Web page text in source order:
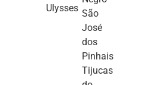
Ulysses São
José
dos
Pinhais
Tijucas